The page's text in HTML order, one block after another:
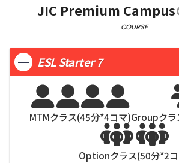
※バルコニーがある部屋とない部屋
JIC Premium Campus
COURSE
ESL Starter 7

MTMクラス(45分*4コマ)Groupクラ

Optionクラス(50分*2